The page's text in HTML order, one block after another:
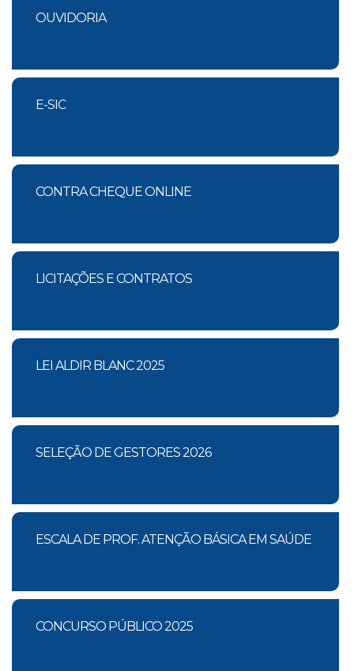
OUVIDORIA
E-SIC
CONTRA CHEQUE ONLINE
LICITAÇÕES E CONTRATOS
LEI ALDIR BLANC 2025
SELEÇÃO DE GESTORES 2026
ESCALA DE PROF. ATENÇÃO BÁSICA EM SAÚDE
CONCURSO PÚBLICO 2025